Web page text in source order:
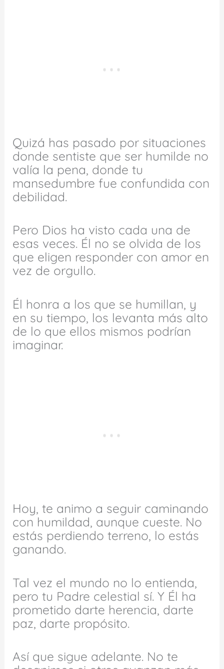
Quizá has pasado por situaciones
donde sentiste que ser humilde no
valía la pena, donde tu
mansedumbre fue confundida con
debilidad.
Pero Dios ha visto cada una de
esas veces. Él no se olvida de los
que eligen responder con amor en
vez de orgullo.
Él honra a los que se humillan, y
en su tiempo, los levanta más alto
de lo que ellos mismos podrían
imaginar.
Hoy, te animo a seguir caminando
con humildad, aunque cueste. No
estás perdiendo terreno, lo estás
ganando.
Tal vez el mundo no lo entienda,
pero tu Padre celestial sí. Y Él ha
prometido darte herencia, darte
paz, darte propósito.
Así que sigue adelante. No te